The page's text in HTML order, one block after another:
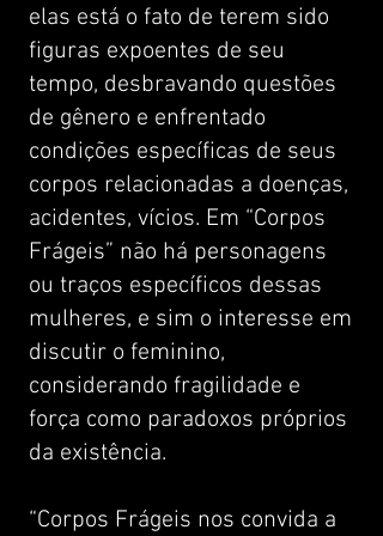
elas está o fato de terem sido
figuras expoentes de seu
tempo, desbravando questões
de gênero e enfrentado
condições específicas de seus
corpos relacionadas a doenças,
acidentes, vícios. Em “Corpos
Frágeis” não há personagens
ou traços específicos dessas
mulheres, e sim o interesse em
discutir o feminino,
considerando fragilidade e
força como paradoxos próprios
da existência.
“Corpos Frágeis nos convida a